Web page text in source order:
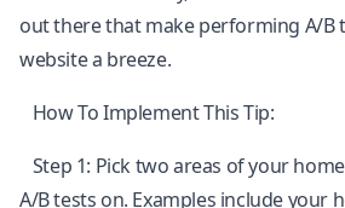
out there that make performing A/B
website a breeze.
How To Implement This Tip:
Step 1: Pick two areas of your
A/B tests on. Examples include your